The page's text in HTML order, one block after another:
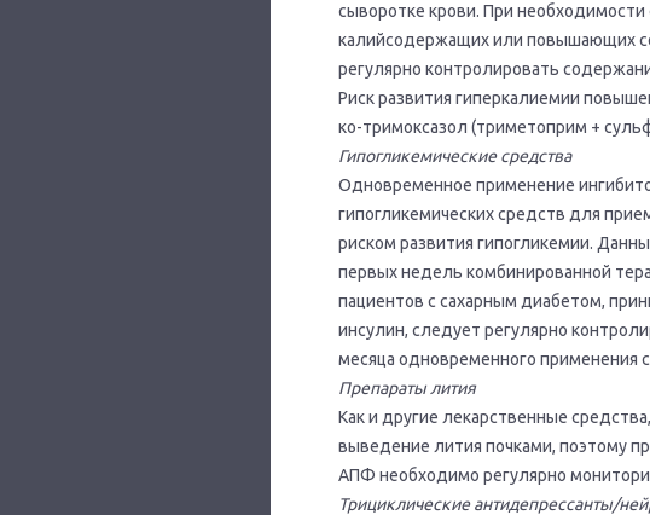
сыворотке крови. При
калийсодержащих или повышающих
регулярно контролировать
Риск развития гиперкалиемии
ко-тримоксазол (триметоприм +
Гипогликемические средства
Одновременное применение
гипогликемических средств для
риском развития гипогликемии.
первых недель комбинированной
пациентов с сахарным диабетом,
инсулин, следует регулярно
месяца одновременного применения
Препараты лития
Как и другие лекарственные
выведение лития почками, поэтому
АПФ необходимо регулярно
Трициклические антидепрессанты/